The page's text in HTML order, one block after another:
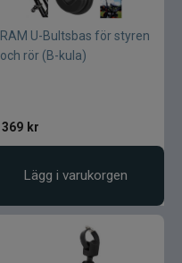
RAM U-Bultsbas för styren
och rör (B-kula)
369 kr
Lägg i varukorgen